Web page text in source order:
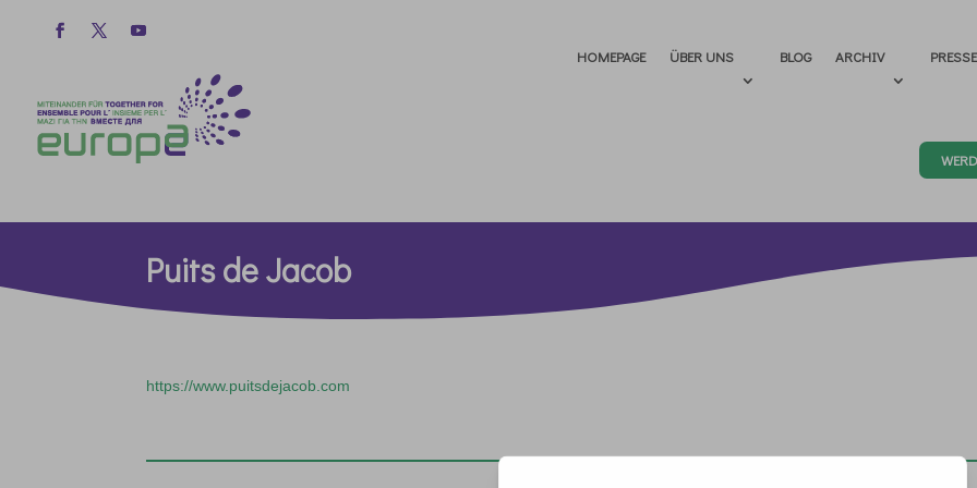
HOMEPAGE ÜBER UNS BLOG ARCHIV PRESSE
Puits de Jacob
https://www.puitsdejacob.com